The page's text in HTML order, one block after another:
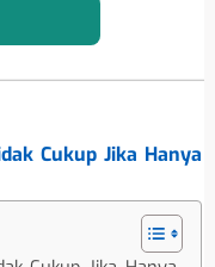
Cukup Jika Hanya